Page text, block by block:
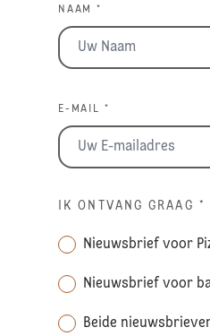
NAAM *
E-MAIL *
IK ONTVANG GRAAG *
Nieuwsbrief voor
Nieuwsbrief voor
Beide